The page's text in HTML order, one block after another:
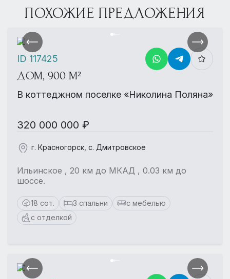
ПОХОЖИЕ ПРЕДЛОЖЕНИЯ
ДОМ, 900 М²
В коттеджном поселке «Николина Поляна»
320 000 000 ₽
г. Красногорск, с. Дмитровское
Ильинское , 20 км до МКАД , 0.03 км до
шоссе.
18 сот. 3 спальни
с мебелью
с отделкой
ID 117425